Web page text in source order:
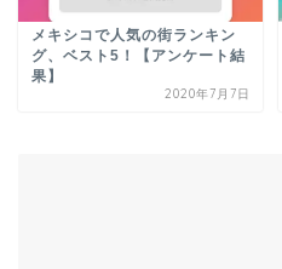
メキシコで人気の街ランキン
グ、ベスト5！【アンケート結
果】
2020年7月7日